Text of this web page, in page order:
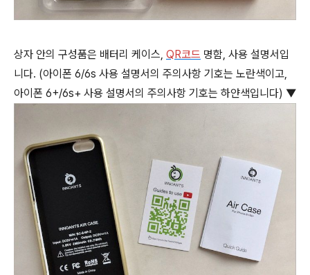
상자 안의 구성품은 배터리 케이스, QR코드 명함, 사용 설명서입
니다. (아이폰 6/6s 사용 설명서의 주의사항 기호는 노란색이고,
아이폰 6+/6s+ 사용 설명서의 주의사항 기호는 하얀색입니다) ▼